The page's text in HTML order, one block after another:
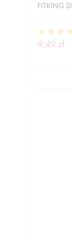
FITKING
9,49 zł